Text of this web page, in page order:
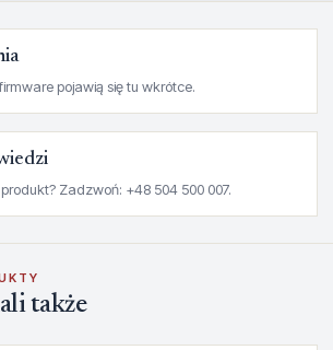
pojawią się tu wkrótce.
Zadzwoń: +48 504 500 007.
także